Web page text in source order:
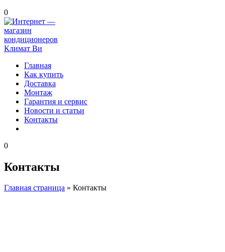
0
Главная
Как купить
Доставка
Монтаж
Гарантия и сервис
Новости и статьи
Контакты
0
Контакты
Главная страница » Контакты